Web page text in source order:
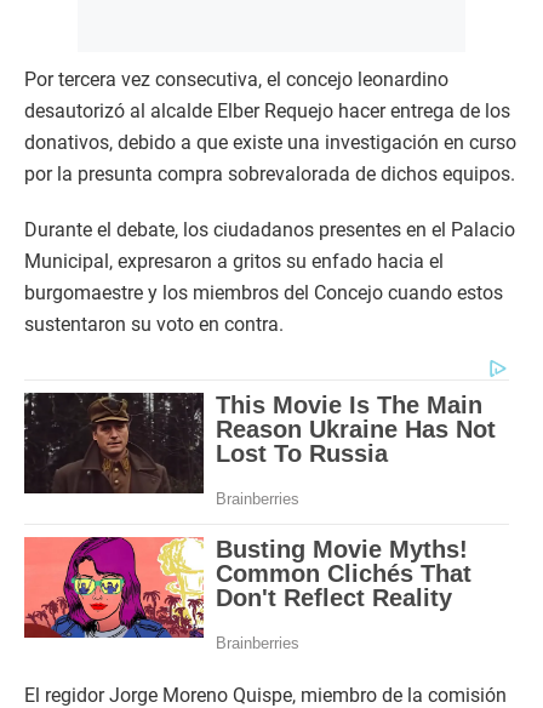
Por tercera vez consecutiva, el concejo leonardino
desautorizó al alcalde Elber Requejo hacer entrega de los
donativos, debido a que existe una investigación en curso
por la presunta compra sobrevalorada de dichos equipos.
Durante el debate, los ciudadanos presentes en el Palacio
Municipal, expresaron a gritos su enfado hacia el
burgomaestre y los miembros del Concejo cuando estos
sustentaron su voto en contra.
El regidor Jorge Moreno Quispe, miembro de la comisión